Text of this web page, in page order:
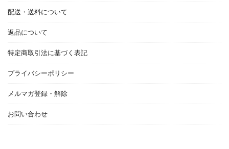
配送・送料について
返品について
特定商取引法に基づく表記
プライバシーポリシー
メルマガ登録・解除
お問い合わせ